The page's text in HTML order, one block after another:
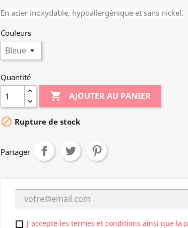
En acier inoxydable, hypoallergénique et sans nickel.
Couleurs
Quantité
 AJOUTER AU PANIER
 Rupture de stock
Partager
J'accepte les termes et conditions ainsi que la